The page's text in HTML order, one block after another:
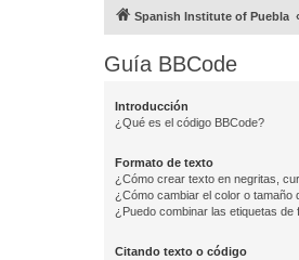
Spanish Institute of Puebla
Guía BBCode
Introducción
¿Qué es el código BBCode?
Formato de texto
¿Cómo crear texto en negritas,
¿Cómo cambiar el color o tamaño
¿Puedo combinar las etiquetas de
Citando texto o código